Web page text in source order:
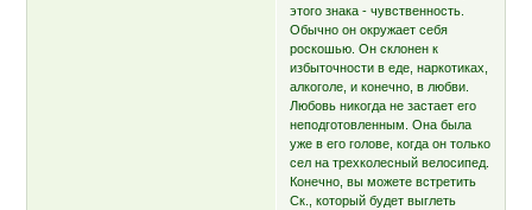
этого знака - чувственность.
Обычно он окружает себя
роскошью. Он склонен к
избыточности в еде, наркотиках,
алкоголе, и конечно, в любви.
Любовь никогда не застает его
неподготовленным. Она была
уже в его голове, когда он только
сел на трехколесный велосипед.
Конечно, вы можете встретить
Ск., который будет выглеть